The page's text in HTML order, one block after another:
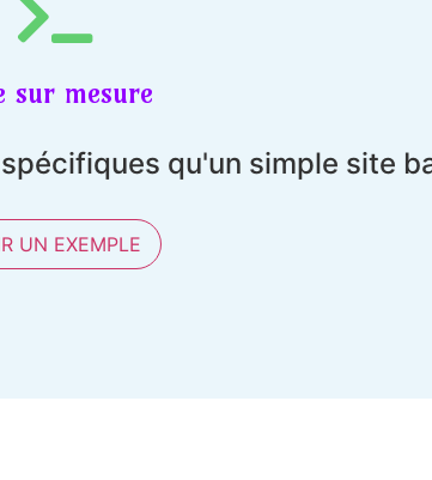
sur mesure
qu'un simple site
UN EXEMPLE